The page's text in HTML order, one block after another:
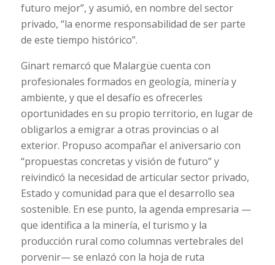
futuro mejor”, y asumió, en nombre del sector
privado, “la enorme responsabilidad de ser parte
de este tiempo histórico”.
Ginart remarcó que Malargüe cuenta con
profesionales formados en geología, minería y
ambiente, y que el desafío es ofrecerles
oportunidades en su propio territorio, en lugar de
obligarlos a emigrar a otras provincias o al
exterior. Propuso acompañar el aniversario con
“propuestas concretas y visión de futuro” y
reivindicó la necesidad de articular sector privado,
Estado y comunidad para que el desarrollo sea
sostenible. En ese punto, la agenda empresaria —
que identifica a la minería, el turismo y la
producción rural como columnas vertebrales del
porvenir— se enlazó con la hoja de ruta